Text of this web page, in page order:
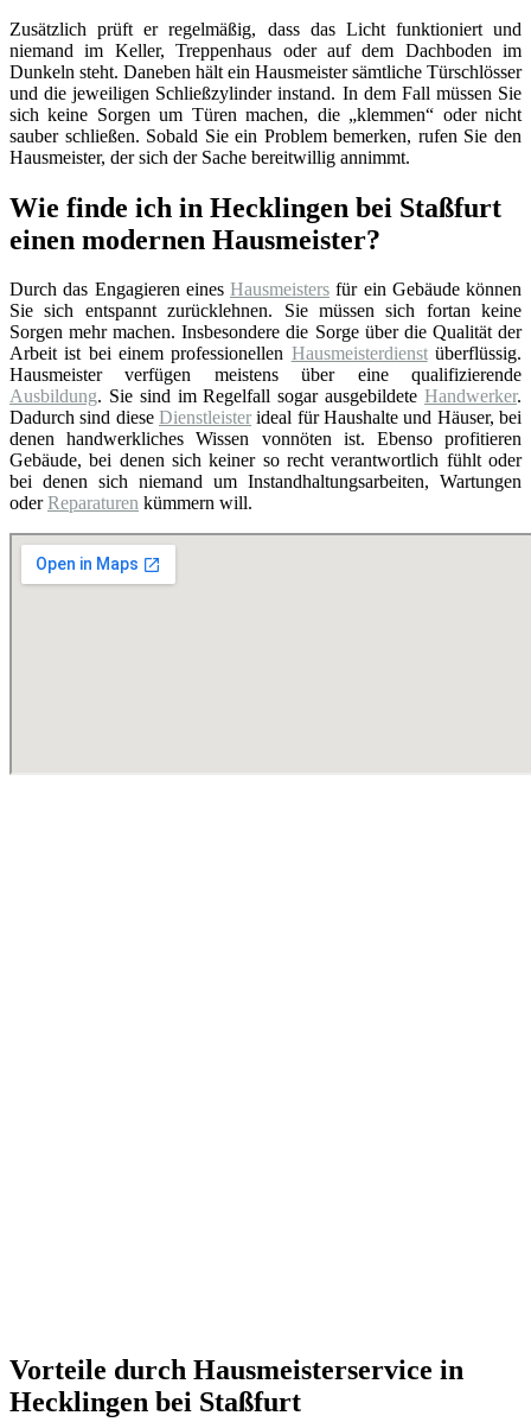
Zusätzlich prüft er regelmäßig, dass das Licht funktioniert und
niemand im Keller, Treppenhaus oder auf dem Dachboden im
Dunkeln steht. Daneben hält ein Hausmeister sämtliche Türschlösser
und die jeweiligen Schließzylinder instand. In dem Fall müssen Sie
sich keine Sorgen um Türen machen, die „klemmen“ oder nicht
sauber schließen. Sobald Sie ein Problem bemerken, rufen Sie den
Hausmeister, der sich der Sache bereitwillig annimmt.
Wie finde ich in Hecklingen bei Staßfurt
einen modernen Hausmeister?
Durch das Engagieren eines Hausmeisters für ein Gebäude können
Sie sich entspannt zurücklehnen. Sie müssen sich fortan keine
Sorgen mehr machen. Insbesondere die Sorge über die Qualität der
Arbeit ist bei einem professionellen Hausmeisterdienstüberflüssig.
Hausmeister verfügen meistens über eine qualifizierende
Ausbildung. Sie sind im Regelfall sogar ausgebildete Handwerker.
Dadurch sind diese Dienstleister ideal für Haushalte und Häuser, bei
denen handwerkliches Wissen vonnöten ist. Ebenso profitieren
Gebäude, bei denen sich keiner so recht verantwortlich fühlt oder
bei denen sich niemand um Instandhaltungsarbeiten, Wartungen
oderReparaturen kümmern will.
Vorteile durch Hausmeisterservice in
Hecklingen bei Staßfurt